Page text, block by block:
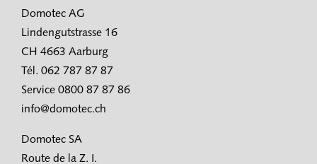
Domotec AG
Lindengutstrasse 16
CH 4663 Aarburg
Tél. 062 787 87 87
Service 0800 87 87 86
info@domotec.ch
Domotec SA
Route de la Z. I.